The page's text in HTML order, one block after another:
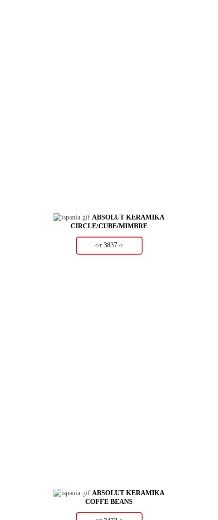
ABSOLUT KERAMIKA
CIRCLE/CUBE/MIMBRE
от 3837 о
ABSOLUT KERAMIKA
COFFE BEANS